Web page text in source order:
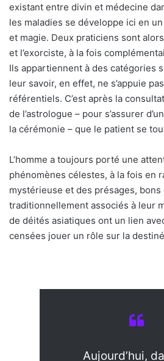
existant entre divin et médecine
les maladies se développe ici en
et magie. Deux praticiens sont
et l’exorciste, à la fois
Ils appartiennent à des catégories
leur savoir, en effet, ne s’appuie
référentiels. C’est après la
de l’astrologue – pour s’assurer
la cérémonie – que le patient se
L’homme a toujours porté une
phénomènes célestes, à la fois en
mystérieuse et des présages, bons
traditionnellement associés à leur
de déités asiatiques ont un lien
censées jouer un rôle sur la
Aujourd’hui,